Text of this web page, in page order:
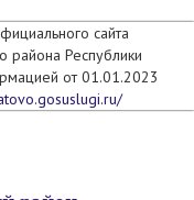
сайта
района Республики
от 01.01.2023